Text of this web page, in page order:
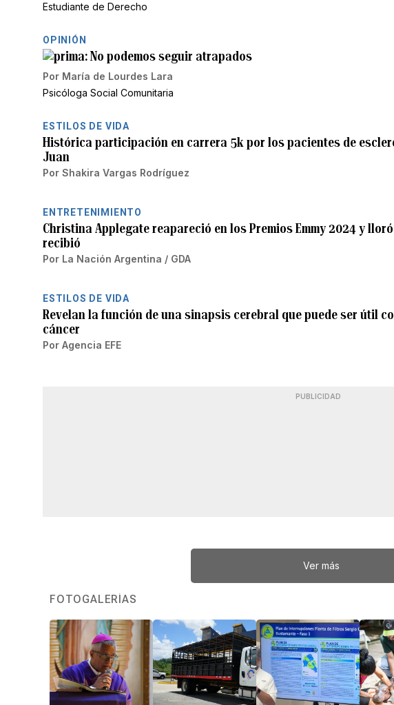
Estudiante de Derecho
OPINIÓN
No podemos seguir atrapados
Por María de Lourdes Lara
Psicóloga Social Comunitaria
ESTILOS DE VIDA
Histórica participación en carrera 5k por los pacientes de
Juan
Por Shakira Vargas Rodríguez
ENTRETENIMIENTO
Christina Applegate reapareció en los Premios Emmy 2024 y
recibió
Por La Nación Argentina / GDA
ESTILOS DE VIDA
Revelan la función de una sinapsis cerebral que puede ser útil
cáncer
Por Agencia EFE
PUBLICIDAD
Ver más
FOTOGALERÍAS